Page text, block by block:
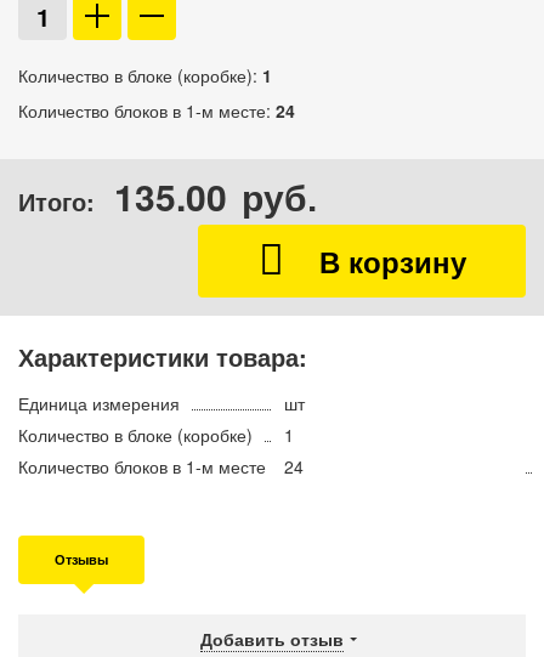
Количество в блоке (коробке): 1
Количество блоков в 1-м месте: 24
Итого: 135.00 руб.
Характеристики товара:
Единица измерения
шт
Количество в блоке (коробке)
1
Количество блоков в 1-м месте
24
Отзывы
Добавить отзыв